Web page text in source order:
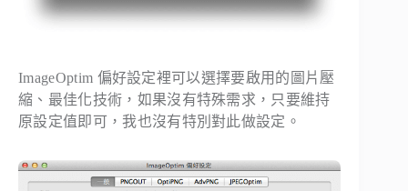
ImageOptim 偏好設定裡可以選擇要啟用的圖片壓
縮、最佳化技術，如果沒有特殊需求，只要維持
原設定值即可，我也沒有特別對此做設定。